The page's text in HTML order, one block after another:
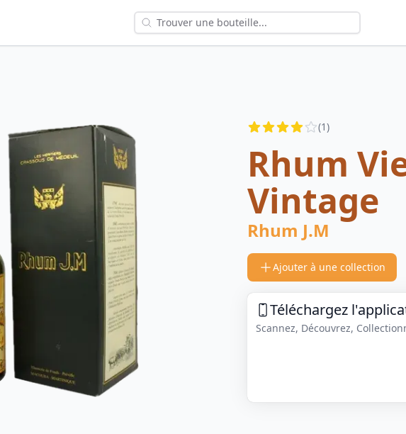
Reviews (1)
Rhum
Vintage
Rhum J.M
Ajouter à une collection
Téléchargez
Scannez, Découvrez,